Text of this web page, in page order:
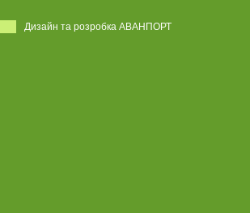
Дизайн та розробка АВАНПОРТ